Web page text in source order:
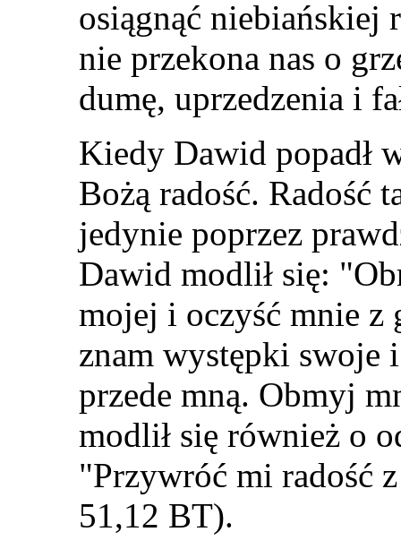
osiągnąć niebiańskiej
nie przekona nas o
dumę, uprzedzenia i
Kiedy Dawid popadł
Bożą radość. Radość
jedynie poprzez
Dawid modlił się:
mojej i oczyść mnie z
znam występki swoje
przede mną. Obmyj
modlił się również o
"Przywróć mi radość
51,12 BT).